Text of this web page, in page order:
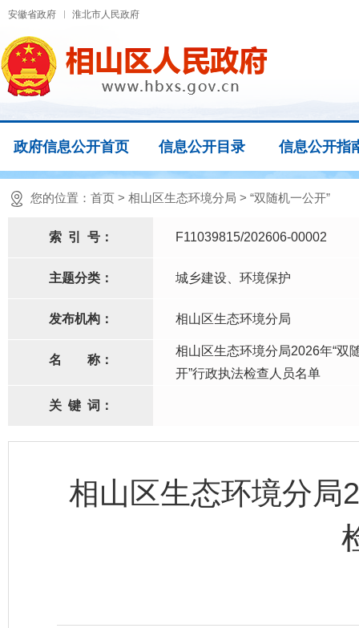
安徽省政府 淮北市人民政府
政府信息公开首页 信息公开目录 信息公开指
您的位置： 首页 > 相山区生态环境分局 > “双随机一公开”
索 引 号： F11039815/202606-00002
主题分类： 城乡建设、环境保护
发布机构： 相山区生态环境分局
名 称：
相山区生态环境分局2026年“双
开”行政执法检查人员名单
关 键 词：
相山区生态环境分局